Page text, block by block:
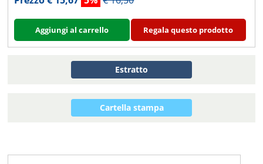
Aggiungi al carrello Regala questo prodotto
Estratto
Cartella stampa